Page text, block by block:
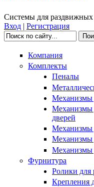
Системы для раздвижных
Вход | Регистрация
Поиск
Компания
Комплекты
Пеналы
Механизмы
Механизмы
дверей
Механизмы
Механизмы
Механизмы
Фурнитура
Ролики для
Крепления
Кол-во товара